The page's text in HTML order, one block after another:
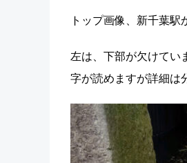
トップ画像、新千葉
左は、下部が欠けてい
字が読めますが詳細は